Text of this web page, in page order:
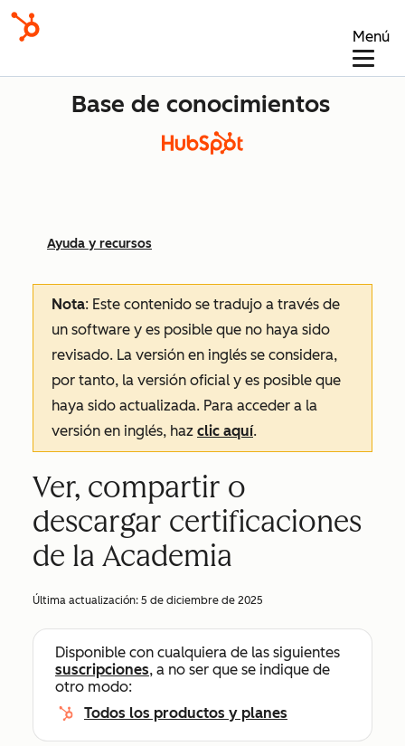
Menú
Base de conocimientos
Ayuda y recursos
Nota: Este contenido se tradujo a través de
un software y es posible que no haya sido
revisado. La versión en inglés se considera,
por tanto, la versión oficial y es posible que
haya sido actualizada. Para acceder a la
versión en inglés, haz clic aquí.
Ver, compartir o
descargar certificaciones
de la Academia
Última actualización: 5 de diciembre de 2025
Disponible con cualquiera de las siguientes
suscripciones, a no ser que se indique de
otro modo:
Todos los productos y planes